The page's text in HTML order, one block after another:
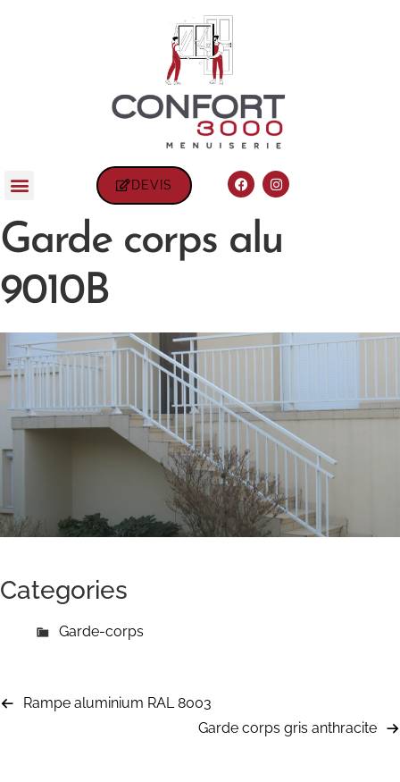
DEVIS
Garde corps alu
9010B
Categories
Garde-corps
Rampe aluminium RAL 8003
Garde corps gris anthracite